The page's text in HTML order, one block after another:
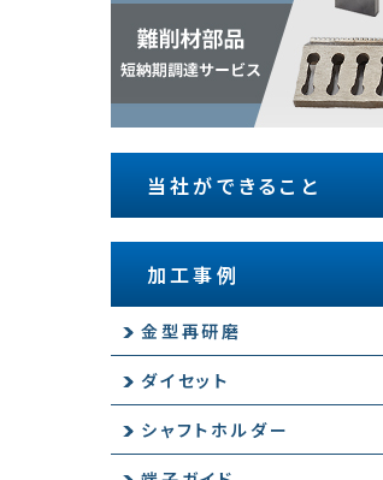
当社ができること
加工事例
金型再研磨
ダイセット
シャフトホルダー